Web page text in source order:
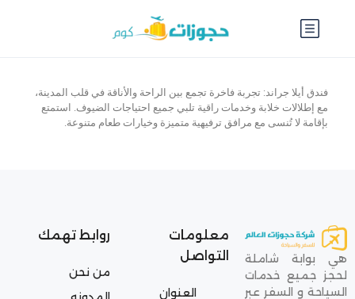
فندق أيلا جراند: تجربة فاخرة تجمع بين الراحة والأناقة في قلب المدينة،
مع إطلالات خلابة وخدمات راقية تلبي جميع احتياجات الضيوف. استمتع
بإقامة لا تُنسى مع مرافق ترفيهية متميزة وخيارات طعام متنوعة.
هي بوابة شاملة
لحجز جميع خدمات
السياحة و السفر عبر
معلومات
التواصل
العنوان
روابط تهمك
من نحن